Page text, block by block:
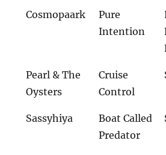
Cosmopaark
Pure
Intention
Pearl & The
Oysters
Cruise
Control
Sassyhiya
Boat Called
Predator